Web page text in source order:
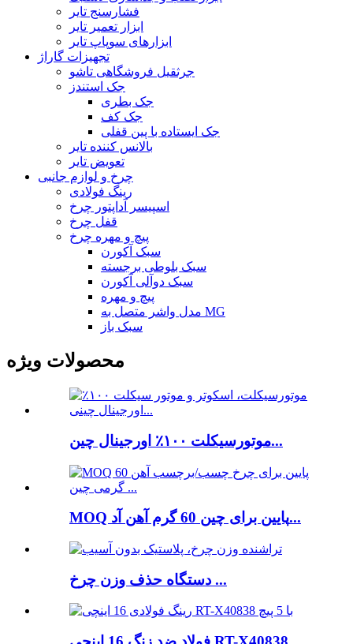
فشارسنج تایر
ابزار تعمیر تایر
ابزارهای سوپاپ تایر
تجهیزات گاراژ
جرثقیل فروشگاهی تاشو
جک استندز
جک بطری
جک کف
جک ایستاده با پین قفلی
بالانس کننده تایر
تعویض تایر
چرخ و لوازم جانبی
رینگ فولادی
اسپیسر آداپتور چرخ
قفل چرخ
پیچ و مهره چرخ
سبک آکورن
سبک بلوطی برجسته
سبک دوآلی آکورن
پیچ و مهره
مدل واشر متصل به MG
سبک باز
محصولات ویژه
موتورسیکلت ۱۰۰٪ اورجینال چین...
MOQ پایین برای چین 60 گرم آهن آد...
دستگاه حذف وزن چرخ ...